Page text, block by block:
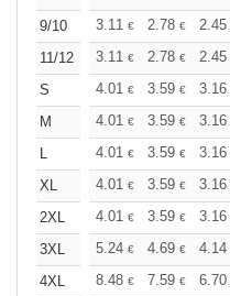
9/10
3.11 € 2.78 € 2.45
11/12
3.11 € 2.78 € 2.45
S
4.01 € 3.59 € 3.16
M
4.01 € 3.59 € 3.16
L
4.01 € 3.59 € 3.16
XL
4.01 € 3.59 € 3.16
2XL
4.01 € 3.59 € 3.16
3XL
5.24 € 4.69 € 4.14
4XL
8.48 € 7.59 € 6.70